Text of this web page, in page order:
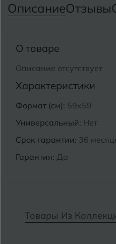
ОписаниеОтзывы
О товаре
Описание отсутствует
Характеристики
Формат (см): 59x59
Универсальный: Нет
Срок гарантии: 36
Гарантия: Да
Товары Из
Е Евпатория
Иваново
Ижевск
Казань
Кемерово
Котлас